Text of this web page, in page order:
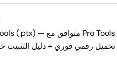
تحميل رقمي فوري + دليل التثبيت